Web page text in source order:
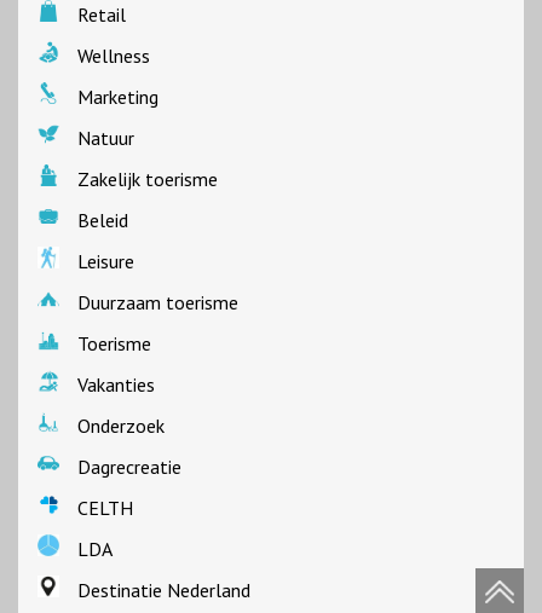
Retail
Wellness
Marketing
Natuur
Zakelijk toerisme
Beleid
Leisure
Duurzaam toerisme
Toerisme
Vakanties
Onderzoek
Dagrecreatie
CELTH
LDA
Destinatie Nederland